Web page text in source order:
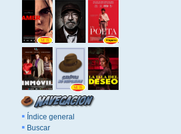
Índice general
Buscar